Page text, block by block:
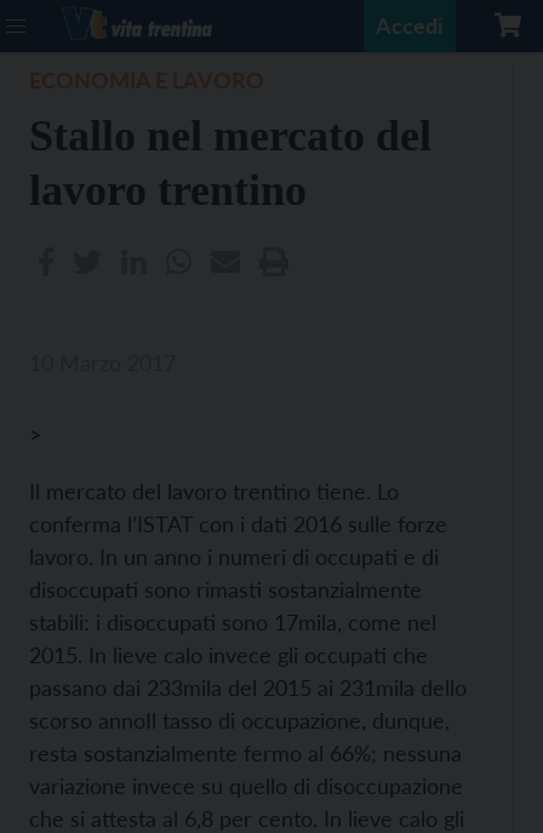
Accedi
Stallo nel mercato del
lavoro trentino
>
Il mercato del lavoro trentino tiene. Lo
conferma l’ISTAT con i dati 2016 sulle forze
lavoro. In un anno i numeri di occupati e di
disoccupati sono rimasti sostanzialmente
stabili: i disoccupati sono 17mila, come nel
2015. In lieve calo invece gli occupati che
passano dai 233mila del 2015 ai 231mila dello
scorso annoIl tasso di occupazione, dunque,
resta sostanzialmente fermo al 66%; nessuna
variazione invece su quello di disoccupazione
che si attesta al 6,8 per cento. In lieve calo gli